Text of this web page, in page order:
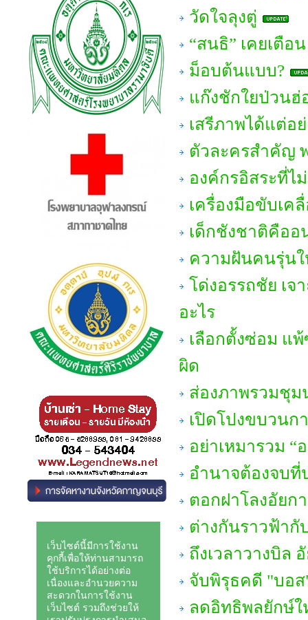
วัดใจลุงตู่
“สนธิ” เคยเตือ
ม็อบต้นแบบ?
แก๊งชักใยป่วนฮ่
เสรีภาพได้แต่อ
ตัวละครสำคัญ
องค์กรอิสระที่ไ
เครื่องมือขับเค
เด็กชังชาติคือ
ความฝันคนรุ่น
โด่งอรรถชัย เจ
อะไร
เลือกตั้งซ่อม แ
ผิด
ส่องภาพรวมชุม
เปิดโปงขบวนก
อย่าเหมารวม “
อำนาจต้องจบที่
ตอกฝาโลงอัยก
ต่างกันราวฟ้ากั
ถึงเวลาวางบิล
จับพิรุธคดี "บอ
ลดอิทธิพลยักษ์